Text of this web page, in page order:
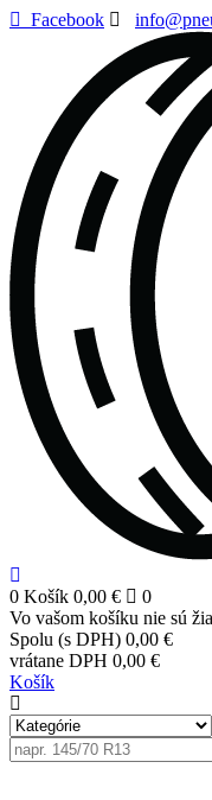
Facebook
0 Košík 0,00 €
0
Vo vašom košíku nie sú
Spolu (s DPH) 0,00 €
vrátane DPH 0,00 €
Košík